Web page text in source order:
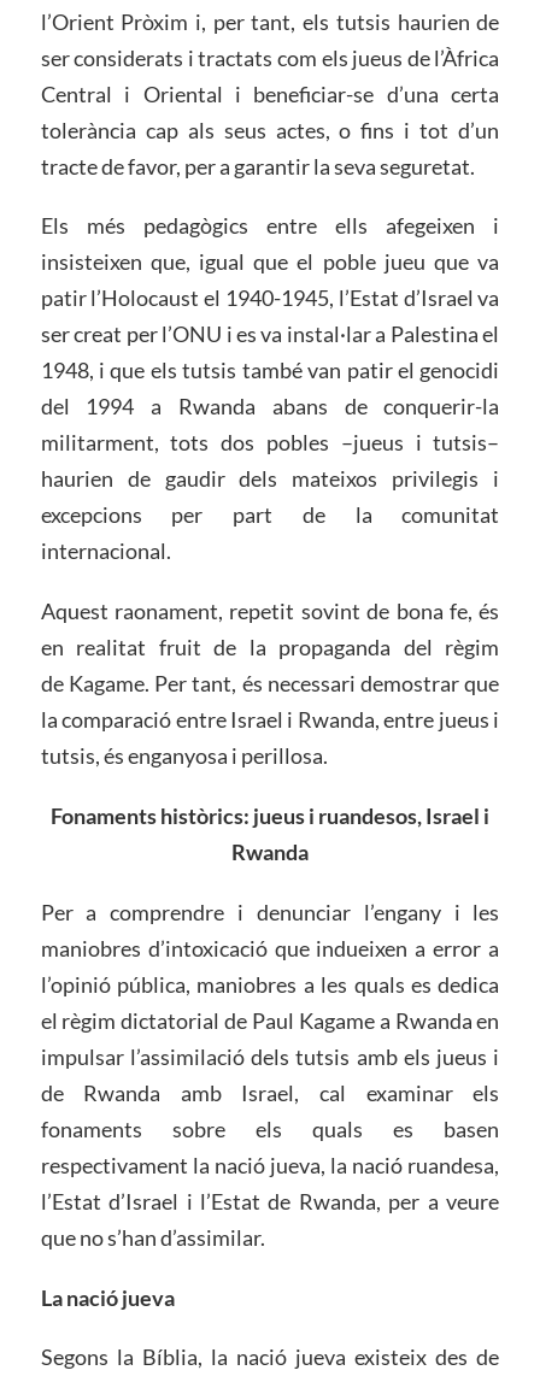
l’Orient Pròxim i, per tant, els tutsis haurien de
ser considerats i tractats com els jueus de l’Àfrica
Central i Oriental i beneficiar-se d’una certa
tolerància cap als seus actes, o fins i tot d’un
tracte de favor, per a garantir la seva seguretat.
Els més pedagògics entre ells afegeixen i
insisteixen que, igual que el poble jueu que va
patir l’Holocaust el 1940-1945, l’Estat d’Israel va
ser creat per l’ONU i es va instal·lar a Palestina el
1948, i que els tutsis també van patir el genocidi
del 1994 a Rwanda abans de conquerir-la
militarment, tots dos pobles –jueus i tutsis–
haurien de gaudir dels mateixos privilegis i
excepcions per part de la comunitat
internacional.
Aquest raonament, repetit sovint de bona fe, és
en realitat fruit de la propaganda del règim
de Kagame. Per tant, és necessari demostrar que
la comparació entre Israel i Rwanda, entre jueus i
tutsis, és enganyosa i perillosa.
Fonaments històrics: jueus i ruandesos, Israel i
Rwanda
Per a comprendre i denunciar l’engany i les
maniobres d’intoxicació que indueixen a error a
l’opinió pública, maniobres a les quals es dedica
el règim dictatorial de Paul Kagame a Rwanda en
impulsar l’assimilació dels tutsis amb els jueus i
de Rwanda amb Israel, cal examinar els
fonaments sobre els quals es basen
respectivament la nació jueva, la nació ruandesa,
l’Estat d’Israel i l’Estat de Rwanda, per a veure
que no s’han d’assimilar.
La nació jueva
Segons la Bíblia, la nació jueva existeix des de